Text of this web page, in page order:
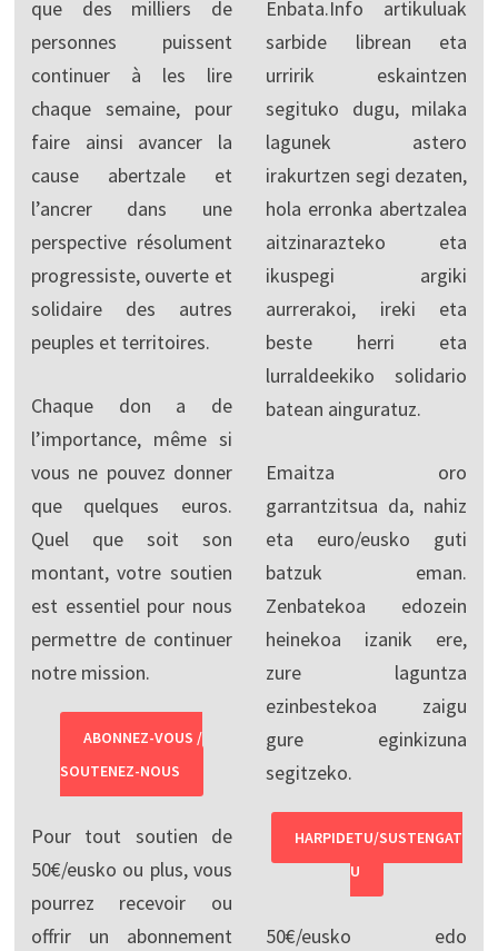
que des milliers de
personnes puissent
continuer à les lire
chaque semaine, pour
faire ainsi avancer la
cause abertzale et
l’ancrer dans une
perspective résolument
progressiste, ouverte et
solidaire des autres
peuples et territoires.
Chaque don a de
l’importance, même si
vous ne pouvez donner
que quelques euros.
Quel que soit son
montant, votre soutien
est essentiel pour nous
permettre de continuer
notre mission.
ABONNEZ-VOUS /
SOUTENEZ-NOUS
Pour tout soutien de
50€/eusko ou plus, vous
pourrez recevoir ou
offrir un abonnement
Enbata.Info artikuluak
sarbide librean eta
urririk eskaintzen
segituko dugu, milaka
lagunek astero
irakurtzen segi dezaten,
hola erronka abertzalea
aitzinarazteko eta
ikuspegi argiki
aurrerakoi, ireki eta
beste herri eta
lurraldeekiko solidario
batean ainguratuz.
Emaitza oro
garrantzitsua da, nahiz
eta euro/eusko guti
batzuk eman.
Zenbatekoa edozein
heinekoa izanik ere,
zure laguntza
ezinbestekoa zaigu
gure eginkizuna
segitzeko.
HARPIDETU/SUSTENGAT
U
50€/eusko edo